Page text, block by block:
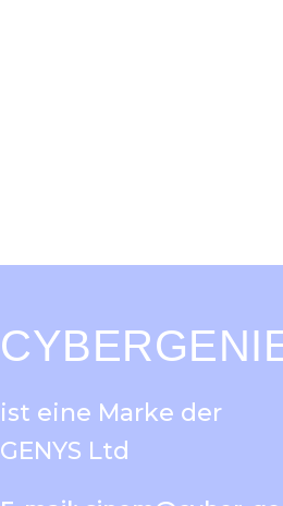
ist eine Marke der
GENYS Ltd